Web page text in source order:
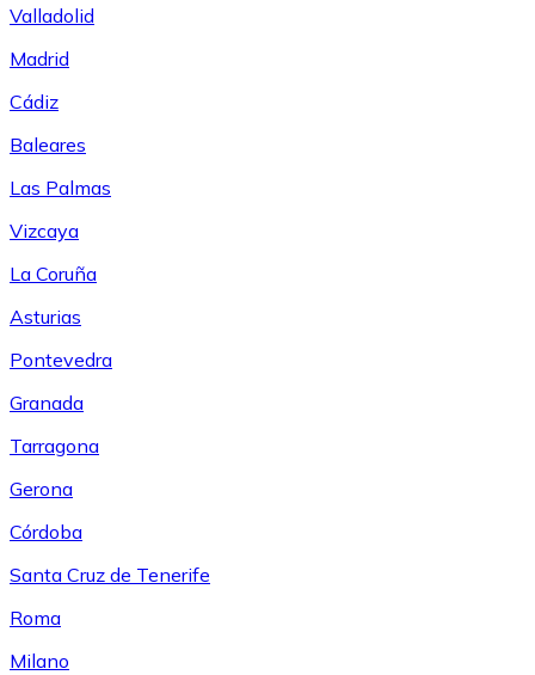
Valladolid
Madrid
Cádiz
Baleares
Las Palmas
Vizcaya
La Coruña
Asturias
Pontevedra
Granada
Tarragona
Gerona
Córdoba
Santa Cruz de Tenerife
Roma
Milano